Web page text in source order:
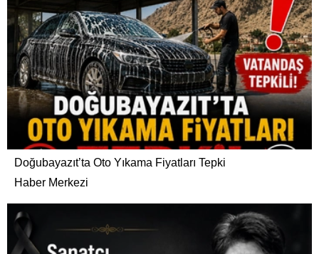
Doğubayazıt’ta Oto Yıkama Fiyatları Tepki
Haber Merkezi